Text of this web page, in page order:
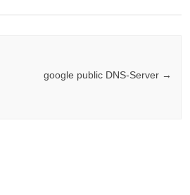
google public DNS-Server →